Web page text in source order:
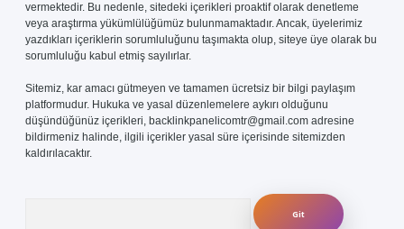
vermektedir. Bu nedenle, sitedeki içerikleri proaktif olarak denetleme
veya araştırma yükümlülüğümüz bulunmamaktadır. Ancak, üyelerimiz
yazdıkları içeriklerin sorumluluğunu taşımakta olup, siteye üye olarak bu
sorumluluğu kabul etmiş sayılırlar.
Sitemiz, kar amacı gütmeyen ve tamamen ücretsiz bir bilgi paylaşım
platformudur. Hukuka ve yasal düzenlemelere aykırı olduğunu
düşündüğünüz içerikleri, backlinkpanelicomtr@gmail.com adresine
bildirmeniz halinde, ilgili içerikler yasal süre içerisinde sitemizden
kaldırılacaktır.